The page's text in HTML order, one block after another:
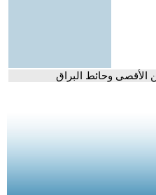
الأقصى وحائط البراق